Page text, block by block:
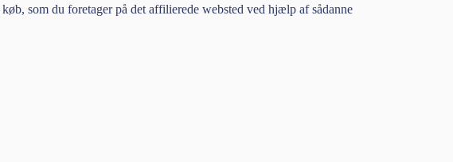
som du foretager på det affilierede websted ved hjælp af sådanne